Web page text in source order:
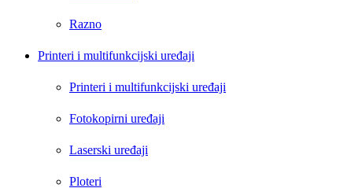
Razno
Printeri i multifunkcijski uređaji
Printeri i multifunkcijski uređaji
Fotokopirni uređaji
Laserski uređaji
Ploteri